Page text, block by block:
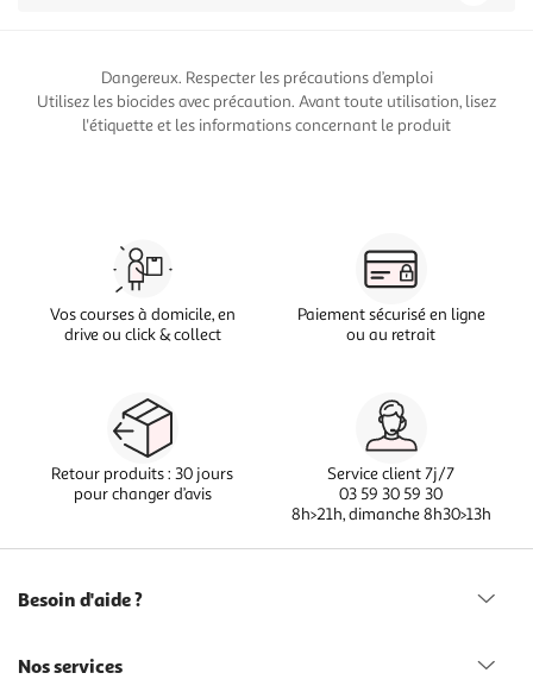
Dangereux. Respecter les précautions d’emploi
Utilisez les biocides avec précaution. Avant toute utilisation, lisez
l'étiquette et les informations concernant le produit
Vos courses à domicile, en
drive ou click & collect
Paiement sécurisé en ligne
ou au retrait
Retour produits : 30 jours
pour changer d’avis
Service client 7j/7
03 59 30 59 30
8h>21h, dimanche 8h30>13h
Besoin d'aide ?
Nos services